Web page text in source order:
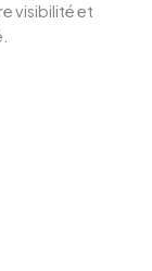
visibilité et